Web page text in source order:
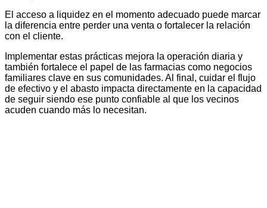
El acceso a liquidez en el momento adecuado puede marcar
la diferencia entre perder una venta o fortalecer la relación
con el cliente.
Implementar estas prácticas mejora la operación diaria y
también fortalece el papel de las farmacias como negocios
familiares clave en sus comunidades. Al final, cuidar el flujo
de efectivo y el abasto impacta directamente en la capacidad
de seguir siendo ese punto confiable al que los vecinos
acuden cuando más lo necesitan.